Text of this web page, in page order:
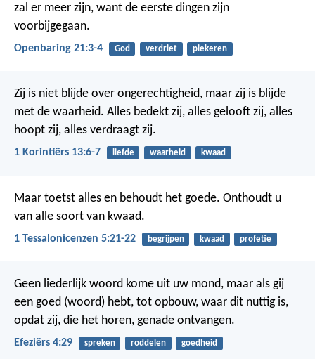
zal er meer zijn, want de eerste dingen zijn
voorbijgegaan.
Openbaring 21:3-4 God verdriet piekeren
Zij is niet blijde over ongerechtigheid, maar zij is blijde
met de waarheid. Alles bedekt zij, alles gelooft zij, alles
hoopt zij, alles verdraagt zij.
1 Korintiërs 13:6-7 liefde waarheid kwaad
Maar toetst alles en behoudt het goede. Onthoudt u
van alle soort van kwaad.
1 Tessalonicenzen 5:21-22 begrijpen kwaad profetie
Geen liederlijk woord kome uit uw mond, maar als gij
een goed (woord) hebt, tot opbouw, waar dit nuttig is,
opdat zij, die het horen, genade ontvangen.
Efeziërs 4:29 spreken roddelen goedheid